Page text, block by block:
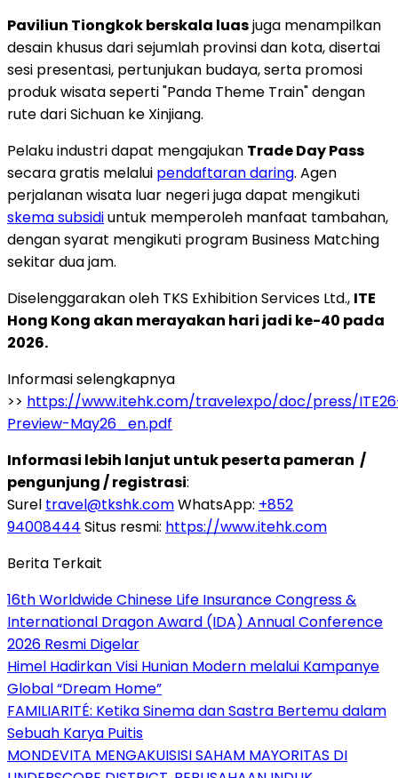
Paviliun Tiongkok berskala luasjuga menampilkan
desain khusus dari sejumlah provinsi dan kota, disertai
sesi presentasi, pertunjukan budaya, serta promosi
produk wisata seperti "Panda Theme Train" dengan
rute dari Sichuan ke Xinjiang.
Pelaku industri dapat mengajukan Trade Day Pass
secara gratis melalui pendaftaran daring. Agen
perjalanan wisata luar negeri juga dapat mengikuti
skema subsidiuntuk memperoleh manfaat tambahan,
dengan syarat mengikuti program Business Matching
sekitar dua jam.
Diselenggarakan oleh TKS Exhibition Services Ltd., ITE
Hong Kong akan merayakan hari jadi ke-40 pada
2026.
Informasi selengkapnya
>> https://www.itehk.com/travelexpo/doc/press/
Preview-May26_en.pdf
Informasi lebih lanjut untuk peserta pameran /
pengunjung / registrasi:
Surel travel@tkshk.comWhatsApp: +852
94008444 Situs resmi: https://www.itehk.com
Berita Terkait
16th Worldwide Chinese Life Insurance Congress &
International Dragon Award (IDA) Annual Conference
2026 Resmi Digelar
Himel Hadirkan Visi Hunian Modern melalui Kampanye
Global “Dream Home”
FAMILIARITÉ: Ketika Sinema dan Sastra Bertemu dalam
Sebuah Karya Puitis
MONDEVITA MENGAKUISISI SAHAM MAYORITAS DI